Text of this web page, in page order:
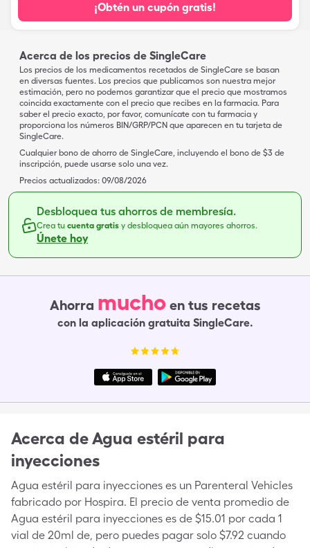
¡Obtén un cupón gratis!
Acerca de los precios de SingleCare
Los precios de los medicamentos recetados de SingleCare se basan
en diversas fuentes. Los precios que publicamos son nuestra mejor
estimación, pero no podemos garantizar que el precio que mostramos
coincida exactamente con el precio que recibes en la farmacia. Para
saber el precio exacto, por favor, comunícate con tu farmacia y
proporciona los números BIN/GRP/PCN que aparecen en tu tarjeta de
SingleCare.
Cualquier bono de ahorro de SingleCare, incluyendo el bono de $3 de
inscripción, puede usarse solo una vez.
Precios actualizados: 09/08/2026
Desbloquea tus ahorros de membresía.
Crea tu cuenta gratis y desbloquea aún mayores ahorros.
Únete hoy
Ahorra mucho en tus recetas
con la aplicación gratuita SingleCare.
Acerca deAgua estéril para
inyecciones
Agua estéril para inyecciones es un Parenteral Vehicles
fabricado por Hospira. El precio de venta promedio de
Agua estéril para inyecciones es de $15.01 por cada 1
vial de 20ml de, pero puedes pagar solo $7.92 cuando